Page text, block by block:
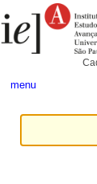
para
conteúdo.
Pessoais
menu